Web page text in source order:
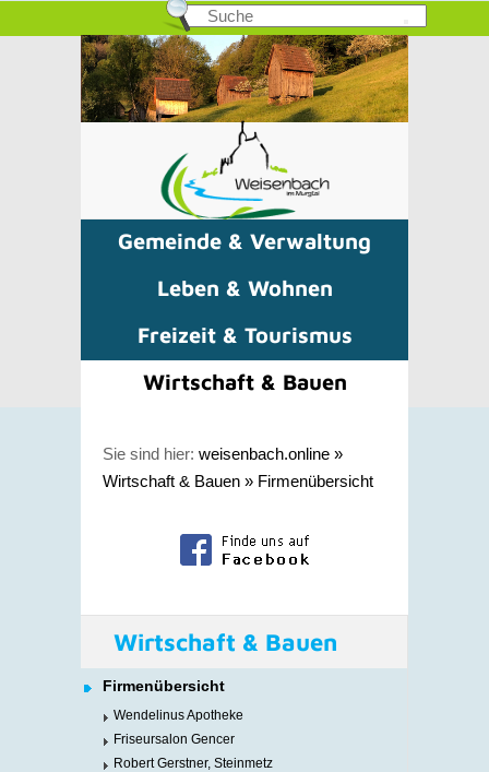
Gemeinde & Verwaltung
Leben & Wohnen
Freizeit & Tourismus
Wirtschaft & Bauen
Sie sind hier: weisenbach.online »
Wirtschaft & Bauen » Firmenübersicht
Wirtschaft & Bauen
Firmenübersicht
Wendelinus Apotheke
Friseursalon Gencer
Robert Gerstner, Steinmetz